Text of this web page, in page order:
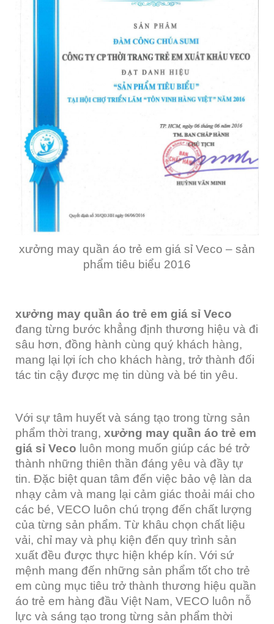
xưởng may quần áo trẻ em giá sỉ Veco – sản
phẩm tiêu biểu 2016
xưởng may quần áo trẻ em giá sỉ Veco
đang từng bước khẳng định thương hiệu và đi
sâu hơn, đồng hành cùng quý khách hàng,
mang lại lợi ích cho khách hàng, trở thành đối
tác tin cậy được mẹ tin dùng và bé tin yêu.
Với sự tâm huyết và sáng tạo trong từng sản
phẩm thời trang, xưởng may quần áo trẻ em
giá sỉ Veco luôn mong muốn giúp các bé trở
thành những thiên thần đáng yêu và đầy tự
tin. Đặc biệt quan tâm đến việc bảo vệ làn da
nhạy cảm và mang lại cảm giác thoải mái cho
các bé, VECO luôn chú trọng đến chất lượng
của từng sản phẩm. Từ khâu chọn chất liệu
vải, chỉ may và phụ kiện đến quy trình sản
xuất đều được thực hiện khép kín. Với sứ
mệnh mang đến những sản phẩm tốt cho trẻ
em cùng mục tiêu trở thành thương hiệu quần
áo trẻ em hàng đầu Việt Nam, VECO luôn nỗ
lực và sáng tạo trong từng sản phẩm thời